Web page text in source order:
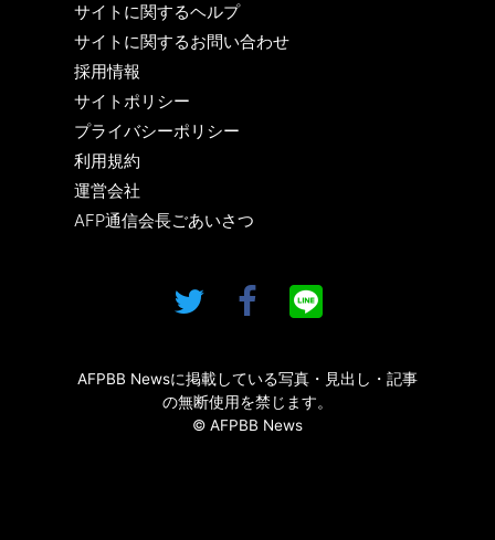
サイトに関するヘルプ
サイトに関するお問い合わせ
採用情報
サイトポリシー
プライバシーポリシー
利用規約
運営会社
AFP通信会長ごあいさつ
AFPBB Newsに掲載している写真・見出し・記事
の無断使用を禁じます。
© AFPBB News